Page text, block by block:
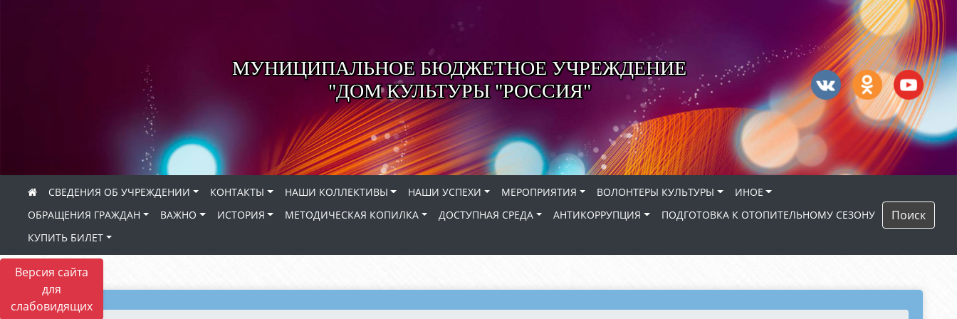
Версия сайта
для
слабовидящих
МУНИЦИПАЛЬНОЕ БЮДЖЕТНОЕ УЧРЕЖДЕНИЕ
"ДОМ КУЛЬТУРЫ "РОССИЯ"
СВЕДЕНИЯ ОБ УЧРЕЖДЕНИИ КОНТАКТЫ НАШИ КОЛЛЕКТИВЫ НАШИ УСПЕХИ МЕРОПРИЯТИЯ ВОЛОНТЕРЫ КУЛЬТУРЫ
ИНОЕ
ОБРАЩЕНИЯ ГРАЖДАН
ВАЖНО ИСТОРИЯ МЕТОДИЧЕСКАЯ КОПИЛКА ДОСТУПНАЯ СРЕДА АНТИКОРРУПЦИЯ
ПОДГОТОВКА К ОТОПИТЕЛЬНОМУ СЕЗОНУ
КУПИТЬ БИЛЕТ
Поиск